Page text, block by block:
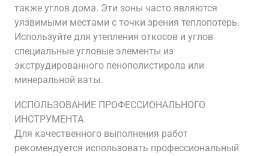
также углов дома. Эти зоны часто являются
уязвимыми местами с точки зрения теплопотерь.
Используйте для утепления откосов и углов
специальные угловые элементы из
экструдированного пенополистирола или
минеральной ваты.
ИСПОЛЬЗОВАНИЕ ПРОФЕССИОНАЛЬНОГО
ИНСТРУМЕНТА
Для качественного выполнения работ
рекомендуется использовать профессиональный